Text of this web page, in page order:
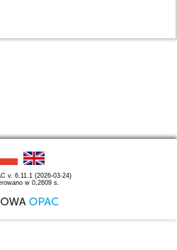
v. 6.11.1 (2026-03-24)
w 0,2609 s.